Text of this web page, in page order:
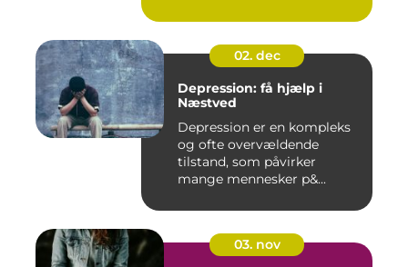
02. dec
Depression: få hjælp i
Næstved
Depression er en kompleks
og ofte overvældende
tilstand, som påvirker
mange mennesker p&...
03. nov